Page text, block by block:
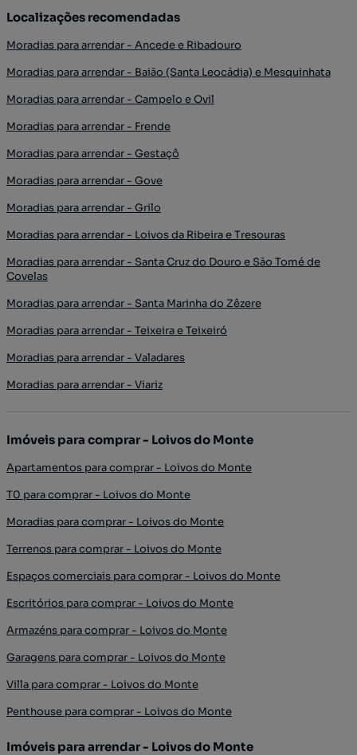
Localizações recomendadas
Moradias para arrendar - Ancede e Ribadouro
Moradias para arrendar - Baião (Santa Leocádia) e Mesquinhata
Moradias para arrendar - Campelo e Ovil
Moradias para arrendar - Frende
Moradias para arrendar - Gestaçô
Moradias para arrendar - Gove
Moradias para arrendar - Grilo
Moradias para arrendar - Loivos da Ribeira e Tresouras
Moradias para arrendar - Santa Cruz do Douro e São Tomé de
Covelas
Moradias para arrendar - Santa Marinha do Zêzere
Moradias para arrendar - Teixeira e Teixeiró
Moradias para arrendar - Valadares
Moradias para arrendar - Viariz
Imóveis para comprar - Loivos do Monte
Apartamentos para comprar - Loivos do Monte
T0 para comprar - Loivos do Monte
Moradias para comprar - Loivos do Monte
Terrenos para comprar - Loivos do Monte
Espaços comerciais para comprar - Loivos do Monte
Escritórios para comprar - Loivos do Monte
Armazéns para comprar - Loivos do Monte
Garagens para comprar - Loivos do Monte
Villa para comprar - Loivos do Monte
Penthouse para comprar - Loivos do Monte
Imóveis para arrendar - Loivos do Monte